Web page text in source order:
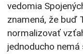
vedomia
znamená, že buď
normalizovať
jednoducho